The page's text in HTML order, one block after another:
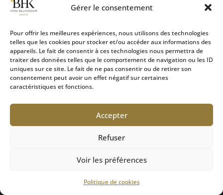
Gérer le consentement
Pour offrir les meilleures expériences, nous utilisons des technologies
telles que les cookies pour stocker et/ou accéder aux informations des
appareils. Le fait de consentir à ces technologies nous permettra de
traiter des données telles que le comportement de navigation ou les ID
uniques sur ce site. Le fait de ne pas consentir ou de retirer son
consentement peut avoir un effet négatif sur certaines
caractéristiques et fonctions.
Accepter
Refuser
Voir les préférences
Politique de cookies
L’importance d’un accompagnement spécialisé pour les
victimes de dommages corporels
28 Sep 2024|Défense des victimes
procédures relatives aux dommages corporels rend
indispensable l’accompagnement par des
professionnels qualifiés, en particulier par un avocat